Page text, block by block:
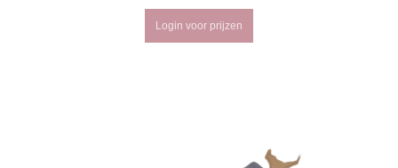
Login voor prijzen